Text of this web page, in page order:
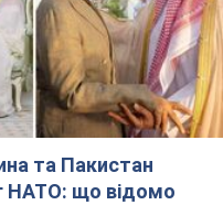
та Пакистан
НАТО: що відомо